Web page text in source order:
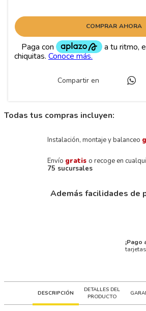
COMPRAR AHORA
Compartir en
Todas tus compras incluyen:
Instalación, montaje y balanceo
Envío gratis o recoge en
75 sucursales
Además facilidades de
¡Pago
DESCRIPCIÓN
DETALLES DEL
PRODUCTO